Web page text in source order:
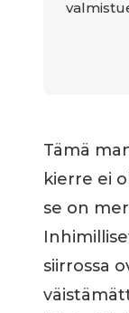
Tämä
kierre ei
se on
siirrossa